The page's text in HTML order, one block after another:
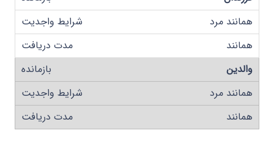
همانند مرد
همانند
والدین
همانند مرد
همانند